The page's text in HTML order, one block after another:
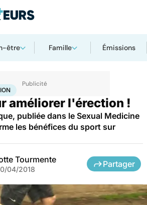
être Famille Émissions
Troubles de l'érection
améliorer l'érection !
publiée dans le Sexual Medicine
les bénéfices du sport sur
Tourmente
04/2018
Partager